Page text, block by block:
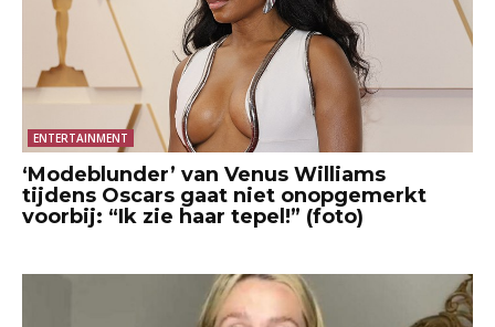
ENTERTAINMENT
‘Modeblunder’ van Venus Williams
tijdens Oscars gaat niet onopgemerkt
voorbij: “Ik zie haar tepel!” (foto)